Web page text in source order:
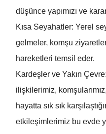
düşünce yapımızı ve
Kısa Seyahatler: Yerel
gelmeler, komşu
hareketleri temsil eder.
Kardeşler ve Yakın
ilişkilerimiz,
hayatta sık sık
etkileşimlerimiz bu evde